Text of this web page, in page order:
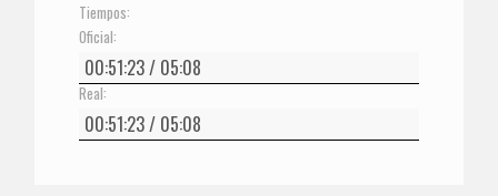
Tiempos:
Oficial:
Real: